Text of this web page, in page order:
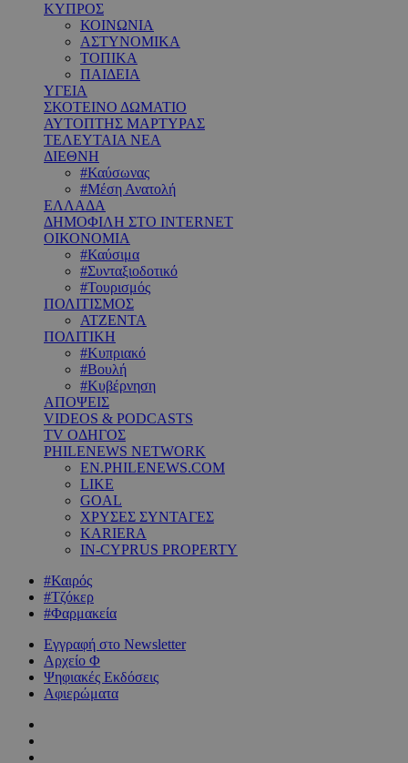
ΚΥΠΡΟΣ
ΚΟΙΝΩΝΙΑ
ΑΣΤΥΝΟΜΙΚΑ
ΤΟΠΙΚΑ
ΠΑΙΔΕΙΑ
ΥΓΕΙΑ
ΣΚΟΤΕΙΝΟ ΔΩΜΑΤΙΟ
ΑΥΤΟΠΤΗΣ ΜΑΡΤΥΡΑΣ
ΤΕΛΕΥΤΑΙΑ ΝΕΑ
ΔΙΕΘΝΗ
#Καύσωνας
#Μέση Ανατολή
ΕΛΛΑΔΑ
ΔΗΜΟΦΙΛΗ ΣΤΟ INTERNET
ΟΙΚΟΝΟΜΙΑ
#Καύσιμα
#Συνταξιοδοτικό
#Τουρισμός
ΠΟΛΙΤΙΣΜΟΣ
ΑΤΖΕΝΤΑ
ΠΟΛΙΤΙΚΗ
#Κυπριακό
#Βουλή
#Κυβέρνηση
ΑΠΟΨΕΙΣ
VIDEOS & PODCASTS
TV ΟΔΗΓΟΣ
PHILENEWS NETWORK
EN.PHILENEWS.COM
LIKE
GOAL
ΧΡΥΣΕΣ ΣΥΝΤΑΓΕΣ
KARIERA
IN-CYPRUS PROPERTY
#Καιρός
#Τζόκερ
#Φαρμακεία
Εγγραφή στο Newsletter
Αρχείο Φ
Ψηφιακές Εκδόσεις
Αφιερώματα